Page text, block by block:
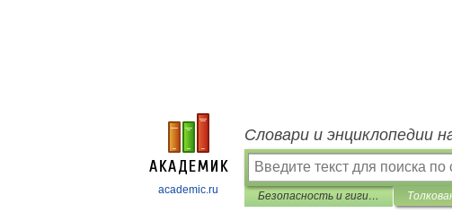
academic.ru
Словари и энциклопедии
Безопасность и гигиена труда. Перевод на английский, французский, немецкий, испанский языки